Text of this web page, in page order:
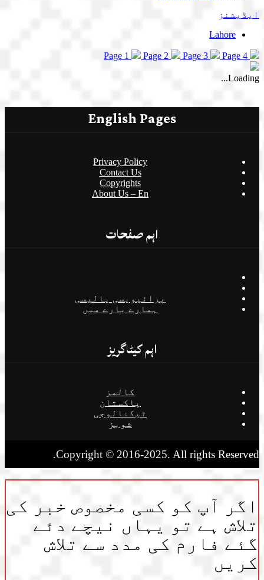
ایڈیشنز
Lahore
Page 1 Page 2 Page 3 Page 4
Loading...
English Pages
Privacy Policy
Contact Us
Copyrights
About Us – En
اہم صفحات
پرائیویسی پالیسی
ہمارے بارے میں
اہم کیٹاگریز
کالمز
پاکستان
ٹیکنالوجی
شوبز
Copyright © 2016-2025. All rights Reserved.
اگر آپ کو کسی مخصوص خبر کی
تلاش ہے تو یہاں نیچے دئے
گئے فارم کی مدد سے تلاش
کریں